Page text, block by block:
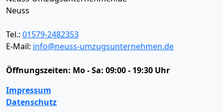
Neuss
Tel.: 01579-2482353
E-Mail: info@neuss-umzugsunternehmen.de
Öffnungszeiten: Mo - Sa: 09:00 - 19:30 Uhr
Impressum
Datenschutz